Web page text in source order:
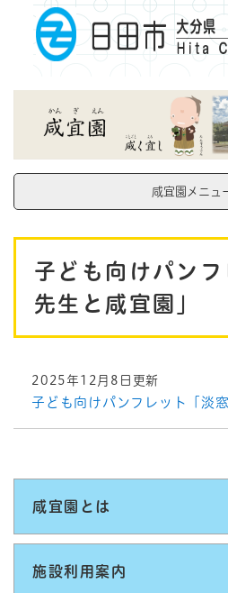
メニューを飛ば
咸宜園メニュ
子ども向けパン
先生と咸宜園」
2025年12月8日更新
子ども向けパンフレット「淡
咸宜園とは
施設利用案内